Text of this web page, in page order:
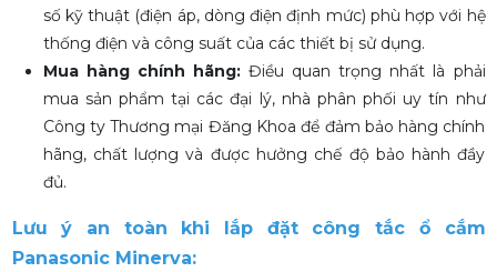
số kỹ thuật (điện áp, dòng điện định mức) phù hợp với hệ
thống điện và công suất của các thiết bị sử dụng.
Mua hàng chính hãng: Điều quan trọng nhất là phải
mua sản phẩm tại các đại lý, nhà phân phối uy tín như
Công ty Thương mại Đăng Khoa để đảm bảo hàng chính
hãng, chất lượng và được hưởng chế độ bảo hành đầy
đủ.
Lưu ý an toàn khi lắp đặt công tắc ổ cắm
Panasonic Minerva: